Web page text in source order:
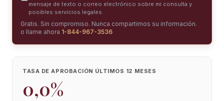
mensaje de texto o correo electrónico sobre mi consulta y
posibles servicios legales.
Gratis. Sin compromiso. Nunca compartimos su información.
o llame ahora 1-844-967-3536
TASA DE APROBACIÓN ÚLTIMOS 12 MESES
0,0%